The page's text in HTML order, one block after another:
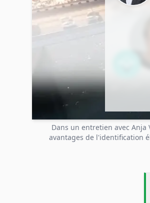
Dans un entretien avec Anja
avantages de l'identification